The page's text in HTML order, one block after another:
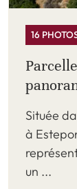
16
Située
à
un ...